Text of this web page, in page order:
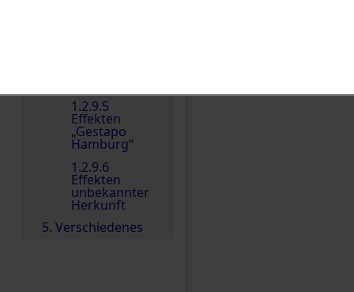
1.2.9.5
Effekten
„Gestapo
Hamburg“
1.2.9.6
Effekten
unbekannter
Herkunft
5. Verschiedenes